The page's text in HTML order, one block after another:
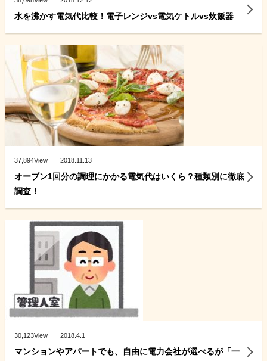
水を沸かす電気代比較！電子レンジvs電気ケトルvs炊飯器
37,894View 2018.11.13
オーブン1回分の調理にかかる電気代はいくら？種類別に徹底
調査！
30,123View 2018.4.1
マンションやアパートでも、自由に電力会社が選べるが「一